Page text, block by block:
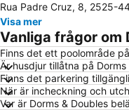
Padrão de Vasco da
Rua Padre Cruz, 8, 2525-
Visa mer
Vanliga frågor om
Finns det ett poolområde
Är husdjur tillåtna på Dorms
Finns det parkering
När är incheckning och
Var är Dorms & Doubles